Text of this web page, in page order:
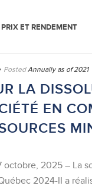
PRIX ET RENDEMENT
Posted Annually as of 2021
LA
EN
octobre, 2025 – La
2024-II a